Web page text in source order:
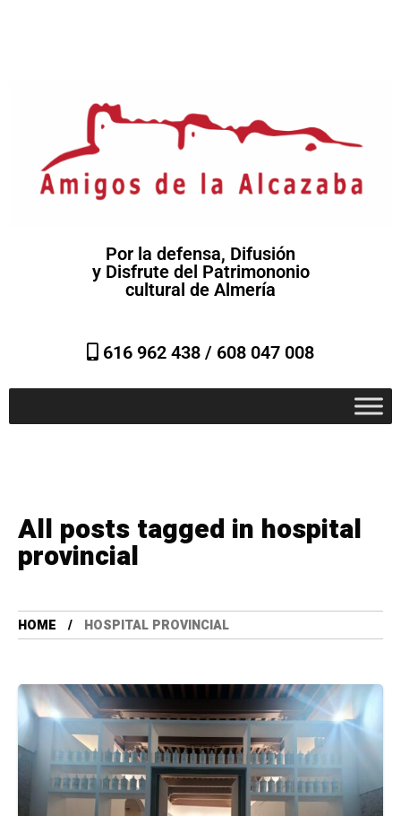
Por la defensa, Difusión
y Disfrute del Patrimononio
cultural de Almería
616 962 438 / 608 047 008
All posts tagged in hospital
provincial
HOME HOSPITAL PROVINCIAL